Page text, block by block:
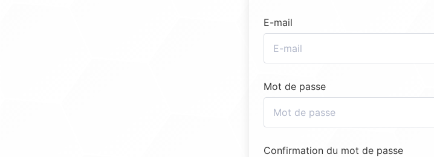
E-mail
Mot de passe
Confirmation du mot de passe